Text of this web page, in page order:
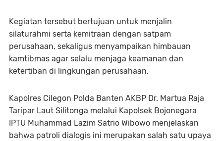
Kegiatan tersebut bertujuan untuk menjalin
silaturahmi serta kemitraan dengan satpam
perusahaan, sekaligus menyampaikan himbauan
kamtibmas agar selalu menjaga keamanan dan
ketertiban di lingkungan perusahaan.
Kapolres Cilegon Polda Banten AKBP Dr. Martua Raja
Taripar Laut Silitonga melalui Kapolsek Bojonegara
IPTU Muhammad Lazim Satrio Wibowo menjelaskan
bahwa patroli dialogis ini merupakan salah satu upaya